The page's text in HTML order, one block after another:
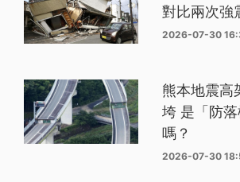
對比兩次強
2026-07-30
熊本地震高
垮 是「防
嗎？
2026-07-30